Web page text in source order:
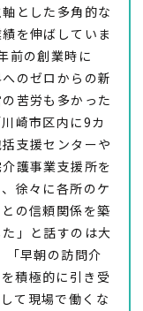
とした多角的な
を伸ばしていま
前の創業時に
のゼロからの新
苦労も多かった
崎市区内に9カ
支援センターや
護事業支援所を
徐々に各所のケ
の信頼関係を築
」と話すのは大
「早朝の訪問介
積極的に引き受
て現場で働くな